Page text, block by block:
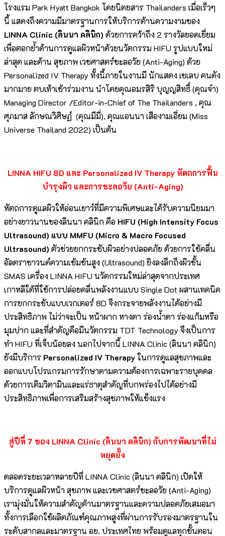
โรงแรม Park Hyatt Bangkok โดยนิตยสาร Thailanders เมื่อเร็วๆ
นี้ แสดงถึงความมีมาตรฐานการให้บริการด้านความงามของ
LINNA Clinic (ลินนา คลินิก) ด้วยการคว้าถึง 2 รางวัลยอดเยี่ยม
เพื่อตอกย้ำด้านการดูแลผิวหน้าด้วยนวัตกรรม HIFU รูปแบบใหม่
ล่าสุด และด้าน สุขภาพ เวชศาสตร์ชะลอวัย (Anti-Aging) ด้วย
Personalized IV Therapy ทั้งนี้ภายในงานมี นักแสดง เซเลบ คนดัง
มากมาย ตบเท้าเข้าร่วมงาน นำโดยคุณอมรสิริ บุญญสิทธิ์ (คุณจ๋า)
Managing Director /Editor-in-Chief of The Thailanders , คุณ
ศุภมาส ลักษณวิศิษฏ์ (คุณมีมี่), คุณแอนนา เสืองามเอี่ยม (Miss
Universe Thailand 2022) เป็นต้น
LINNA HIFU 8D และ Personalized IV Therapy หัตถการฟื้น
บำรุงผิว และการชะลอวัย (Anti-Aging)
หัตถการดูแลผิวให้อ่อนเยาว์ที่มีความพิเศษและได้รับความนิยมมา
อย่างยาวนานของลินนา คลินิก คือ HIFU (High Intensity Focus
Ultrasound) แบบ MMFU (Micro & Macro Focused
Ultrasound) ตัวช่วยยกกระชับผิวอย่างปลอดภัย ด้วยการใช้คลื่น
อัลตราซาวนด์ความเข้มข้นสูง (Ultrasound) ยิงลงลึกถึงผิวชั้น
SMAS เครื่อง LINNA HIFU นวัตกรรมใหม่ล่าสุดจากประเทศ
เกาหลีใต้ที่ใช้การปล่อยคลื่นพลังงานแบบ Single Dot ผสานเทคนิค
การยกกระชับแบบเวกเตอร์ 8D จึงกระจายพลังงานได้อย่างมี
ประสิทธิภาพ ไม่ว่าจะเป็น หน้าผาก หางตา ร่องน้ำตา ร่องแก้มหรือ
มุมปาก และที่สำคัญคือมีนวัตกรรม TDT Technology จึงเป็นการ
ทำ HIFU ที่เจ็บน้อยลง นอกไปจากนี้ LINNA Clinic (ลินนา คลินิก)
ยังมีบริการ Personalized IV Therapyในการดูแลสุขภาพและ
ออกแบบโปรแกรมการรักษาตามความต้องการเฉพาะรายบุคคล
ด้วยการเติมวิตามินและแร่ธาตุสำคัญที่บกพร่องไปได้อย่างมี
ประสิทธิภาพเพื่อการเสริมสร้างสุขภาพให้แข็งแรง
สู่ปีที่ 7 ของ LINNA Clinic (ลินนา คลินิก) กับการพัฒนาที่ไม่
หยุดยั้ง
ตลอดระยะเวลาหลายปีที่ LINNA Clinic (ลินนา คลินิก) เปิดให้
บริการดูแลผิวหน้า สุขภาพ และเวชศาสตร์ชะลอวัย (Anti-Aging)
เรามุ่งมั่นให้ความสำคัญด้านมาตรฐานและความปลอดภัยเสมอมา
ทั้งการเลือกใช้ผลิตภัณฑ์คุณภาพสูงที่ผ่านการรับรองมาตรฐานใน
ระดับสากลและมาตรฐาน อย. ประเทศไทย พร้อมดูแลทุกขั้นตอน